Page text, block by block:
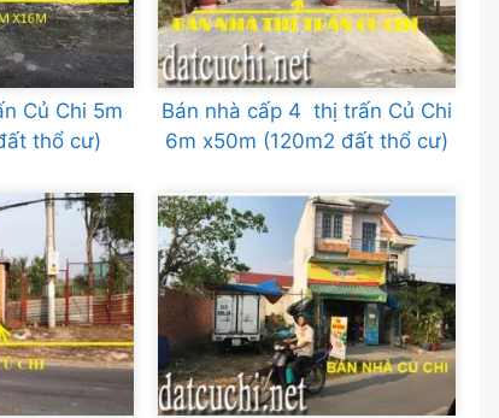
Củ Chi 5m
thổ cư)
Bán nhà cấp 4 thị trấn Củ Chi
6m x50m (120m2 đất thổ cư)